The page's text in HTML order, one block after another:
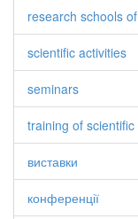
research schools
scientific activities
seminars
training of
виставки
конференції